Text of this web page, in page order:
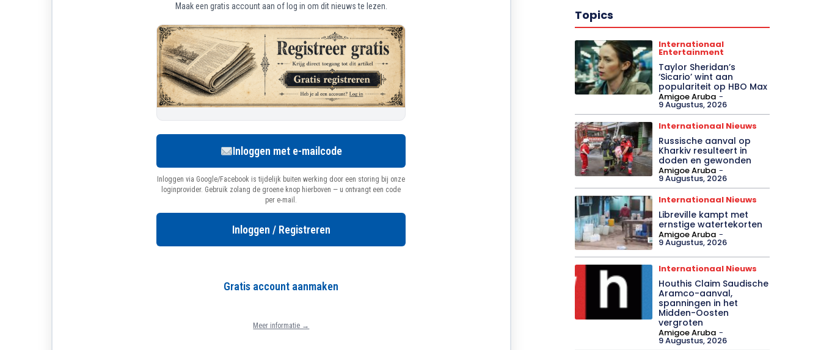
Maak een gratis account aan of log in om dit nieuws te lezen.
Inloggen met e-mailcode
Inloggen via Google/Facebook is tijdelijk buiten werking door een storing bij onze
loginprovider. Gebruik zolang de groene knop hierboven — u ontvangt een code
per e-mail.
Inloggen / Registreren
Gratis account aanmaken
Meer informatie →
Topics
Internationaal
Entertainment
Taylor Sheridan’s
‘Sicario’ wint aan
populariteit op HBO Max
Amigoe Aruba -
9 Augustus, 2026
Internationaal Nieuws
Russische aanval op
Kharkiv resulteert in
doden en gewonden
Amigoe Aruba -
9 Augustus, 2026
Internationaal Nieuws
Libreville kampt met
ernstige watertekorten
Amigoe Aruba -
9 Augustus, 2026
Internationaal Nieuws
Houthis Claim Saudische
Aramco-aanval,
spanningen in het
Midden-Oosten
vergroten
Amigoe Aruba -
9 Augustus, 2026